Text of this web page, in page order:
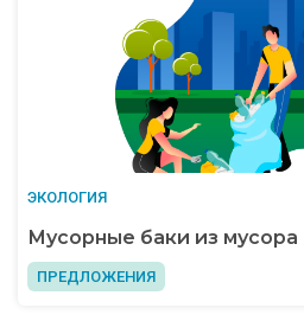
ЭКОЛОГИЯ
Мусорные баки из мусора
ПРЕДЛОЖЕНИЯ